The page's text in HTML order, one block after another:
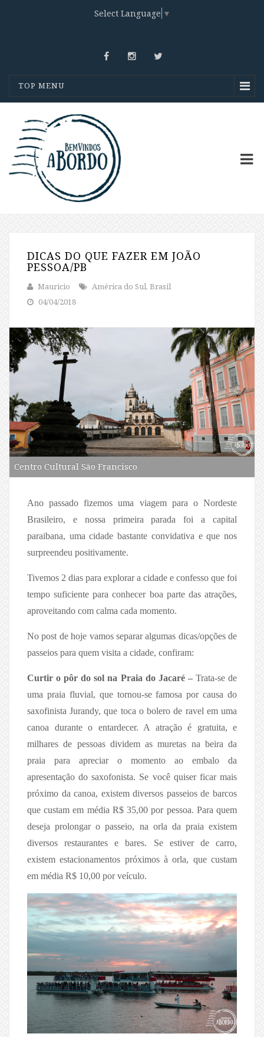
Select Language ▼
TOP MENU
DICAS DO QUE FAZER EM JOÃO
PESSOA/PB
Mauricio
América do Sul, Brasil
04/04/2018
Centro Cultural São Francisco
Ano passado fizemos uma viagem para o Nordeste
Brasileiro, e nossa primeira parada foi a capital
paraibana, uma cidade bastante convidativa e que nos
surpreendeu positivamente.
Tivemos 2 dias para explorar a cidade e confesso que foi
tempo suficiente para conhecer boa parte das atrações,
aproveitando com calma cada momento.
No post de hoje vamos separar algumas dicas/opções de
passeios para quem visita a cidade, confiram:
Curtir o pôr do sol na Praia do Jacaré –Trata-se de
uma praia fluvial, que tornou-se famosa por causa do
saxofinista Jurandy, que toca o bolero de ravel em uma
canoa durante o entardecer. A atração é gratuita, e
milhares de pessoas dividem as muretas na beira da
praia para apreciar o momento ao embalo da
apresentação do saxofonista. Se você quiser ficar mais
próximo da canoa, existem diversos passeios de barcos
que custam em média R$ 35,00 por pessoa. Para quem
deseja prolongar o passeio, na orla da praia existem
diversos restaurantes e bares. Se estiver de carro,
existem estacionamentos próximos à orla, que custam
em média R$ 10,00 por veículo.